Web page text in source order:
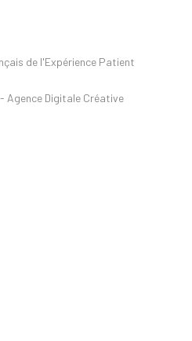
Agence Digitale Créative
de l'Expérience Patient